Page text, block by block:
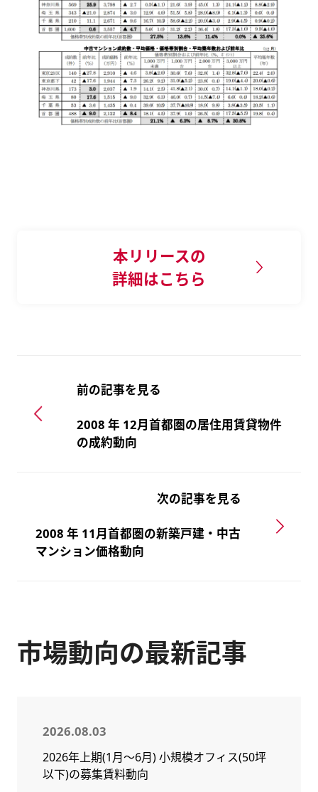
本リリースの
詳細はこちら
前の記事を見る
2008 年 12月首都圏の居住用賃貸物件
の成約動向
次の記事を見る
2008 年 11月首都圏の新築戸建・中古
マンション価格動向
市場動向の最新記事
2026.08.03
2026年上期(1月～6月) 小規模オフィス(50坪
以下)の募集賃料動向